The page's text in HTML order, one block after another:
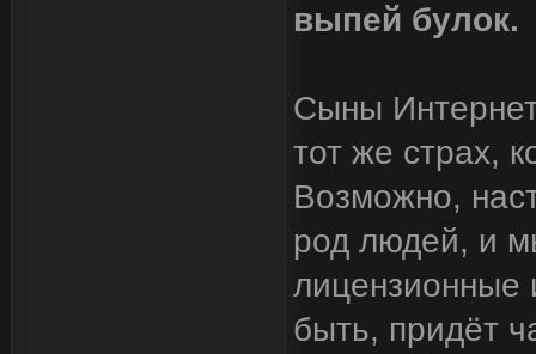
выпей булок.
Сыны
тот же страх,
Возможно,
род людей, и
лицензионные
быть, придёт